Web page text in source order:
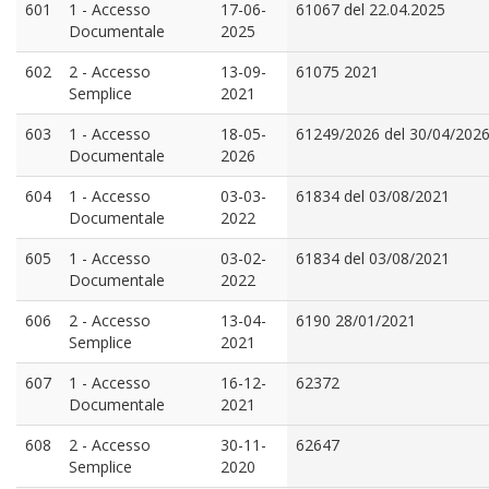
601
1 - Accesso
Documentale
17-06-
2025
61067 del 22.04.2025
602
2 - Accesso
Semplice
13-09-
2021
61075 2021
603
1 - Accesso
Documentale
18-05-
2026
61249/2026 del 30/04/2026
604
1 - Accesso
Documentale
03-03-
2022
61834 del 03/08/2021
605
1 - Accesso
Documentale
03-02-
2022
61834 del 03/08/2021
606
2 - Accesso
Semplice
13-04-
2021
6190 28/01/2021
607
1 - Accesso
Documentale
16-12-
2021
62372
608
2 - Accesso
Semplice
30-11-
2020
62647